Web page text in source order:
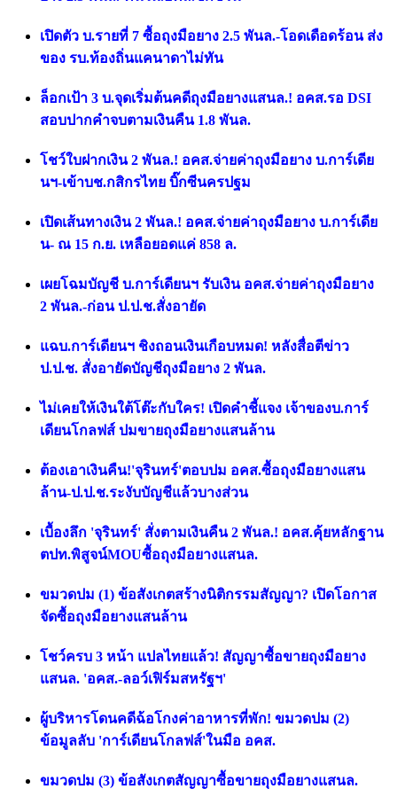
เปิดตัว บ.รายที่ 7 ซื้อถุงมือยาง 2.5 พันล.-โอดเดือดร้อน ส่ง
ของ รบ.ท้องถิ่นแคนาดาไม่ทัน
ล็อกเป้า 3 บ.จุดเริ่มต้นคดีถุงมือยางแสนล.! อคส.รอ DSI
สอบปากคำจบตามเงินคืน 1.8 พันล.
โชว์ใบฝากเงิน 2 พันล.! อคส.จ่ายค่าถุงมือยาง บ.การ์เดีย
นฯ-เข้าบช.กสิกรไทย บิ๊กซีนครปฐม
เปิดเส้นทางเงิน 2 พันล.! อคส.จ่ายค่าถุงมือยาง บ.การ์เดีย
น- ณ 15 ก.ย. เหลือยอดแค่ 858 ล.
เผยโฉมบัญชี บ.การ์เดียนฯ รับเงิน อคส.จ่ายค่าถุงมือยาง
2 พันล.-ก่อน ป.ป.ช.สั่งอายัด
แฉบ.การ์เดียนฯ ชิงถอนเงินเกือบหมด! หลังสื่อตีข่าว
ป.ป.ช. สั่งอายัดบัญชีถุงมือยาง 2 พันล.
ไม่เคยให้เงินใต้โต๊ะกับใคร! เปิดคำชี้แจง เจ้าของบ.การ์
เดียนโกลฟส์ ปมขายถุงมือยางแสนล้าน
ต้องเอาเงินคืน!'จุรินทร์'ตอบปม อคส.ซื้อถุงมือยางแสน
ล้าน-ป.ป.ช.ระงับบัญชีแล้วบางส่วน
เบื้องลึก 'จุรินทร์' สั่งตามเงินคืน 2 พันล.! อคส.คุ้ยหลักฐาน
ตปท.พิสูจน์MOUซื้อถุงมือยางแสนล.
ขมวดปม (1) ข้อสังเกตสร้างนิติกรรมสัญญา? เปิดโอกาส
จัดซื้อถุงมือยางแสนล้าน
โชว์ครบ 3 หน้า แปลไทยแล้ว! สัญญาซื้อขายถุงมือยาง
แสนล. 'อคส.-ลอว์เฟิร์มสหรัฐฯ'
ผู้บริหารโดนคดีฉ้อโกงค่าอาหารที่พัก! ขมวดปม (2)
ข้อมูลลับ 'การ์เดียนโกลฟส์'ในมือ อคส.
ขมวดปม (3) ข้อสังเกตสัญญาซื้อขายถุงมือยางแสนล.